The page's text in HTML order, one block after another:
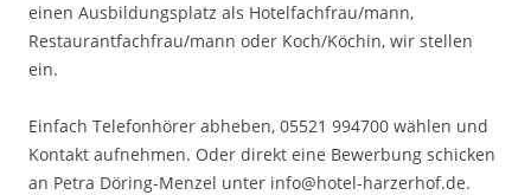
einen Ausbildungsplatz als Hotelfachfrau/mann,
Restaurantfachfrau/mann oder Koch/Köchin, wir stellen
ein.
Einfach Telefonhörer abheben, 05521 994700 wählen und
Kontakt aufnehmen. Oder direkt eine Bewerbung schicken
an Petra Döring-Menzel unter info@hotel-harzerhof.de.